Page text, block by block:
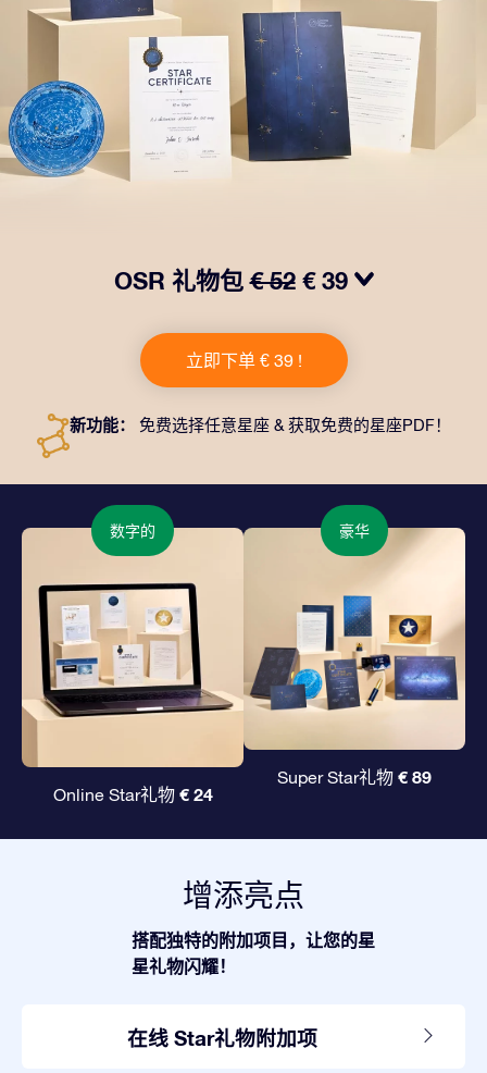
OSR 礼物包€ 52 € 39
一个精美的信封、寄往您的收货地址的个性化文档、电子
文件以及免费应用程序。这是一种向亲友赠送永恒礼物的
神奇方式。
立即下单 € 39 !
新功能： 免费选择任意星座 & 获取免费的星座PDF！
数字的
Online Star礼物 € 24
豪华
Super Star礼物 € 89
增添亮点
搭配独特的附加项目，让您的星
星礼物闪耀！
在线 Star礼物附加项